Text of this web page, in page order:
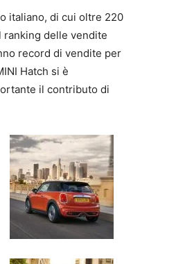
italiano, di cui oltre 220
ranking delle vendite
record di vendite per
Hatch si è
il contributo di